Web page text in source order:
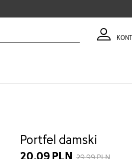
Portfel damski